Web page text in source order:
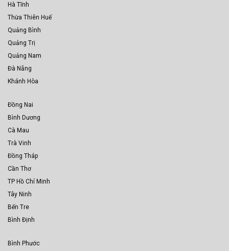
Hà Tĩnh
Thừa Thiên Huế
Quảng Bình
Quảng Trị
Quảng Nam
Đà Nẵng
Khánh Hòa
Đồng Nai
Bình Dương
Cà Mau
Trà Vinh
Đồng Tháp
Cần Thơ
TP Hồ Chí Minh
Tây Ninh
Bến Tre
Bình Định
Bình Phước